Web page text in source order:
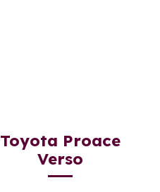
Toyota Proace
Verso